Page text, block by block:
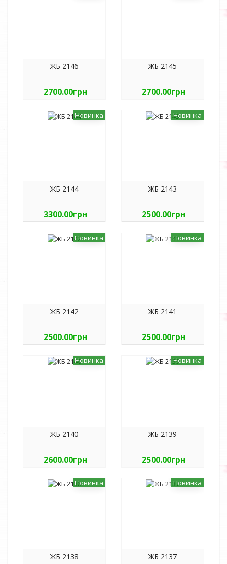
ЖБ 2146
2700.00грн
ЖБ 2145
2700.00грн
Новинка
ЖБ 2144
3300.00грн
Новинка
ЖБ 2143
2500.00грн
Новинка
ЖБ 2142
2500.00грн
Новинка
ЖБ 2141
2500.00грн
Новинка
ЖБ 2140
2600.00грн
Новинка
ЖБ 2139
2500.00грн
Новинка
ЖБ 2138
Новинка
ЖБ 2137